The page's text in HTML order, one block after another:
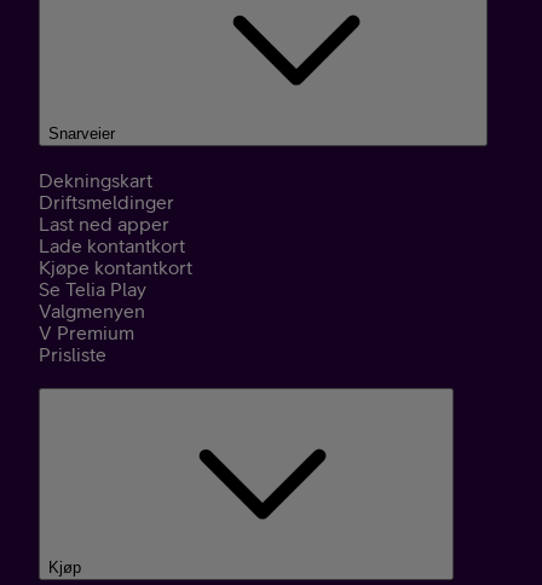
Snarveier
Dekningskart
Driftsmeldinger
Last ned apper
Lade kontantkort
Kjøpe kontantkort
Se Telia Play
Valgmenyen
V Premium
Prisliste
Kjøp